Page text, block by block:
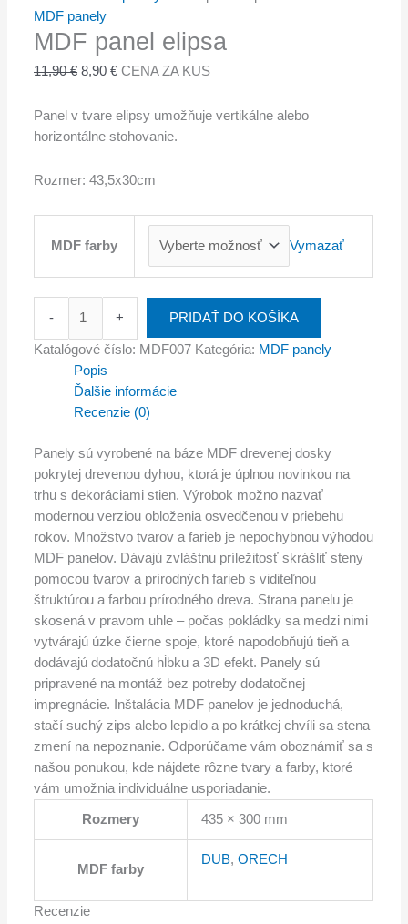
MDF panely
MDF panel elipsa
11,90€ 8,90€ CENA ZA KUS
Panel v tvare elipsy umožňuje vertikálne alebo
horizontálne stohovanie.
Rozmer: 43,5x30cm
MDF farby Vymazať
- + PRIDAŤ DO KOŠÍKA
Katalógové číslo: MDF007 Kategória: MDF panely
Popis
Ďalšie informácie
Recenzie (0)
Panely sú vyrobené na báze MDF drevenej dosky
pokrytej drevenou dyhou, ktorá je úplnou novinkou na
trhu s dekoráciami stien. Výrobok možno nazvať
modernou verziou obloženia osvedčenou v priebehu
rokov. Množstvo tvarov a farieb je nepochybnou výhodou
MDF panelov. Dávajú zvláštnu príležitosť skrášliť steny
pomocou tvarov a prírodných farieb s viditeľnou
štruktúrou a farbou prírodného dreva. Strana panelu je
skosená v pravom uhle – počas pokládky sa medzi nimi
vytvárajú úzke čierne spoje, ktoré napodobňujú tieň a
dodávajú dodatočnú hĺbku a 3D efekt. Panely sú
pripravené na montáž bez potreby dodatočnej
impregnácie. Inštalácia MDF panelov je jednoduchá,
stačí suchý zips alebo lepidlo a po krátkej chvíli sa stena
zmení na nepoznanie. Odporúčame vám oboznámiť sa s
našou ponukou, kde nájdete rôzne tvary a farby, ktoré
vám umožnia individuálne usporiadanie.
Rozmery 435 × 300 mm
MDF farby
DUB, ORECH
Recenzie